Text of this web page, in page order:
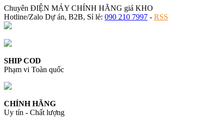
Chuyên ĐIỆN MÁY CHÍNH HÃNG giá KHO
Hotline/Zalo Dự án, B2B, Sỉ lẻ: 090 210 7997 - RSS
SHIP COD
Phạm vi Toàn quốc
CHÍNH HÃNG
Uy tín - Chất lượng